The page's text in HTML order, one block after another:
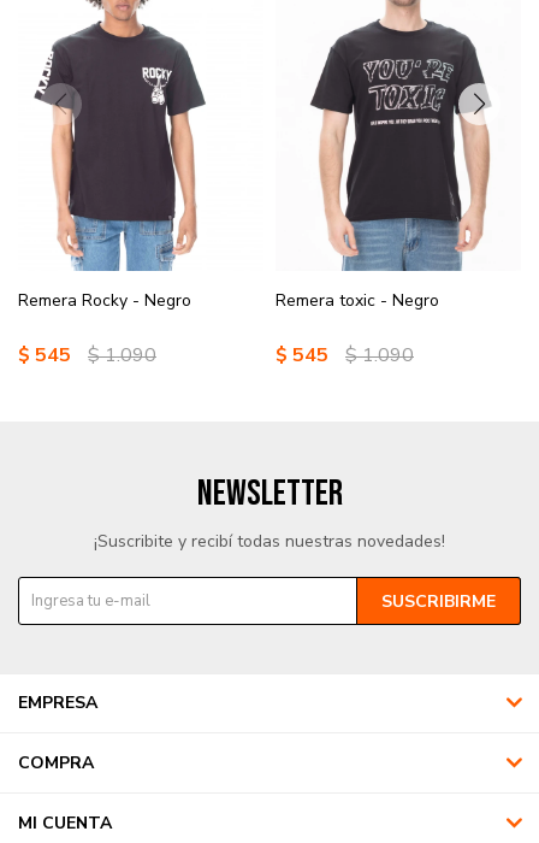
Remera Rocky - Negro
$ 545 $1.090
Remera toxic - Negro
$ 545 $1.090
EMPRESA
COMPRA
MI CUENTA
NEWSLETTER
¡Suscribite y recibí todas nuestras novedades!
SUSCRIBIRME